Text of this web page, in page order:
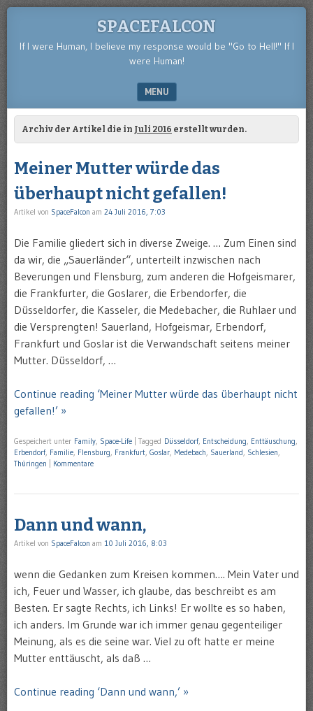
SPACEFALCON
If I were Human, I believe my response would be "Go to Hell!" If I
were Human!
MENU
SKIP TO CONTENT
Archiv der Artikel die in Juli 2016 erstellt wurden.
Meiner Mutter würde das
überhaupt nicht gefallen!
Artikel von SpaceFalcon am 24 Juli 2016, 7:03
Die Familie gliedert sich in diverse Zweige. … Zum Einen sind
da wir, die „Sauerländer“, unterteilt inzwischen nach
Beverungen und Flensburg, zum anderen die Hofgeismarer,
die Frankfurter, die Goslarer, die Erbendorfer, die
Düsseldorfer, die Kasseler, die Medebacher, die Ruhlaer und
die Versprengten! Sauerland, Hofgeismar, Erbendorf,
Frankfurt und Goslar ist die Verwandschaft seitens meiner
Mutter. Düsseldorf, …
Continue reading ‘Meiner Mutter würde das überhaupt nicht
gefallen!’ »
Gespeichert unter Family, Space-Life Tagged Düsseldorf, Entscheidung, Enttäuschung,
Erbendorf, Familie, Flensburg, Frankfurt, Goslar, Medebach, Sauerland, Schlesien,
Thüringen
Kommentare
Dann und wann,
Artikel von SpaceFalcon am 10 Juli 2016, 8:03
wenn die Gedanken zum Kreisen kommen…. Mein Vater und
ich, Feuer und Wasser, ich glaube, das beschreibt es am
Besten. Er sagte Rechts, ich Links! Er wollte es so haben,
ich anders. Im Grunde war ich immer genau gegenteiliger
Meinung, als es die seine war. Viel zu oft hatte er meine
Mutter enttäuscht, als daß …
Continue reading ‘Dann und wann,’ »